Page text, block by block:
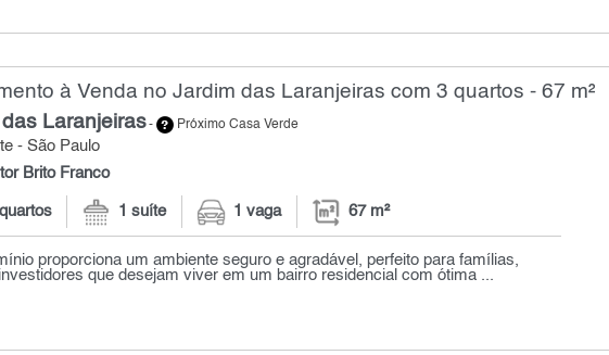
à Venda no Jardim das Laranjeiras com 3 quartos - 67 m²
Laranjeiras- Próximo Casa Verde
- São Paulo
Brito Franco
1 suíte 1 vaga 67 m²
proporciona um ambiente seguro e agradável, perfeito para famílias,
que desejam viver em um bairro residencial com ótima ...